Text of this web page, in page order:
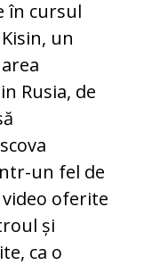
în cursul
un
Rusia, de
un fel de
oferite
și
ca o